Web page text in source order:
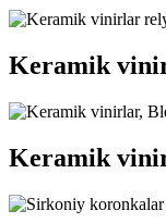
Keramik
Keramik